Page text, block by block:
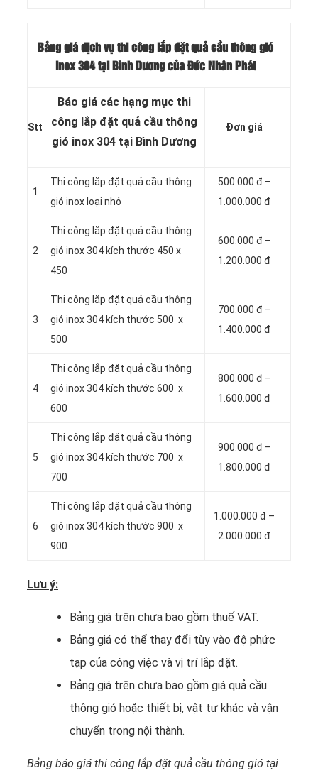
Bảng giá dịch vụ thi công lắp đặt quả cầu thông gió
inox 304 tại Bình Dương của Đức Nhân Phát
Stt
Báo giá các hạng mục thi
công lắp đặt quả cầu thông
gió inox 304 tại Bình Dương
Đơn giá
1
Thi công lắp đặt quả cầu thông
gió inox loại nhỏ
500.000 đ –
1.000.000 đ
2
Thi công lắp đặt quả cầu thông
gió inox 304 kích thước 450 x
450
600.000 đ –
1.200.000 đ
3
Thi công lắp đặt quả cầu thông
gió inox 304 kích thước 500 x
500
700.000 đ –
1.400.000 đ
4
Thi công lắp đặt quả cầu thông
gió inox 304 kích thước 600 x
600
800.000 đ –
1.600.000 đ
5
Thi công lắp đặt quả cầu thông
gió inox 304 kích thước 700 x
700
900.000 đ –
1.800.000 đ
6
Thi công lắp đặt quả cầu thông
gió inox 304 kích thước 900 x
900
1.000.000 đ –
2.000.000 đ
Lưu ý:
Bảng giá trên chưa bao gồm thuế VAT.
Bảng giá có thể thay đổi tùy vào độ phức
tạp của công việc và vị trí lắp đặt.
Bảng giá trên chưa bao gồm giá quả cầu
thông gió hoặc thiết bị, vật tư khác và vận
chuyển trong nội thành.
Bảng báo giá thi công lắp đặt quả cầu thông gió tại